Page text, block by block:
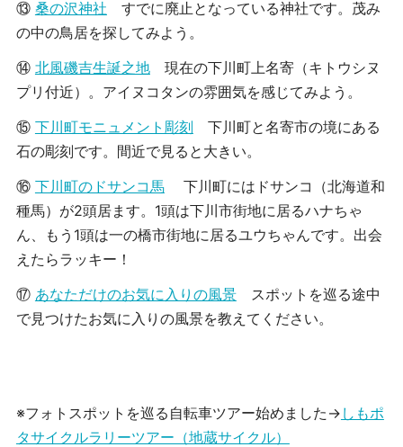
⑬ 桑の沢神社 すでに廃止となっている神社です。茂み
の中の鳥居を探してみよう。
⑭ 北風磯吉生誕之地
現在の下川町上名寄（キトウシヌ
プリ付近）。アイヌコタンの雰囲気を感じてみよう。
⑮ 下川町モニュメント彫刻
下川町と名寄市の境にある
石の彫刻です。間近で見ると大きい。
⑯ 下川町のドサンコ馬
下川町にはドサンコ（北海道和
種馬）が2頭居ます。1頭は下川市街地に居るハナちゃ
ん、もう1頭は一の橋市街地に居るユウちゃんです。出会
えたらラッキー！
⑰ あなただけのお気に入りの風景
スポットを巡る途中
で見つけたお気に入りの風景を教えてください。
※フォトスポットを巡る自転車ツアー始めました→ しもポ
タサイクルラリーツアー（地蔵サイクル）